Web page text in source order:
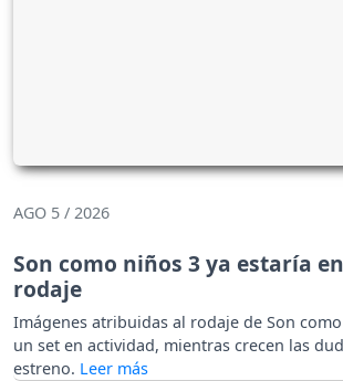
AGO 5 / 2026
Son como niños 3 ya estaría
rodaje
Imágenes atribuidas al rodaje de Son
un set en actividad, mientras crecen las
estreno.